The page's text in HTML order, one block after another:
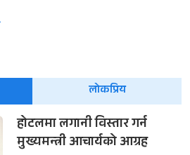
लोकप्रिय
होटलमा लगानी विस्तार गर्न
मुख्यमन्त्री आचार्यको आग्रह